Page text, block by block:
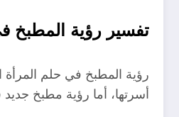
تفسير رؤية المطبخ
رؤية المطبخ في حلم
أسرتها، أما رؤية مطبخ